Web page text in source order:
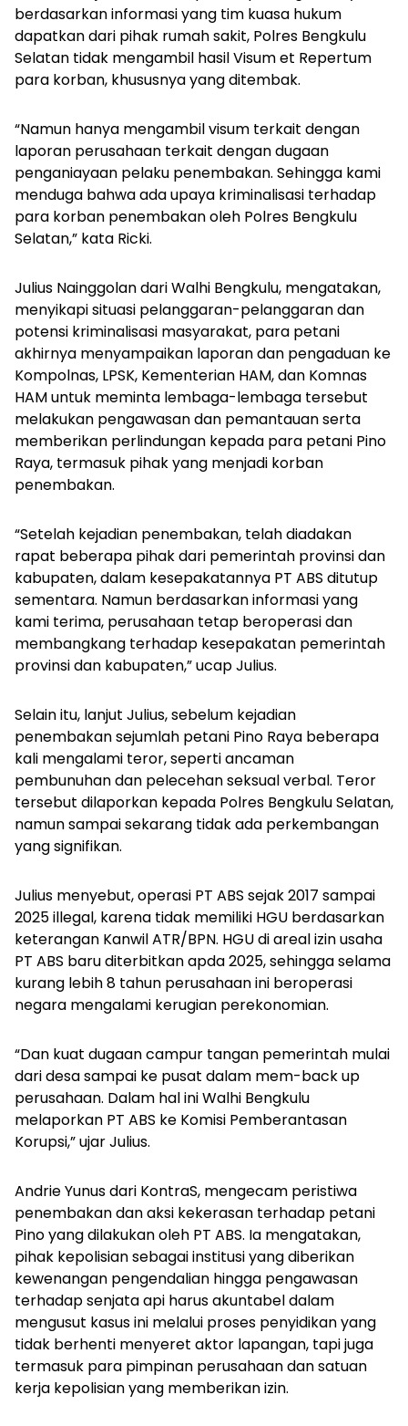
berdasarkan informasi yang tim kuasa hukum
dapatkan dari pihak rumah sakit, Polres Bengkulu
Selatan tidak mengambil hasilVisum et Repertum
para korban, khususnya yang ditembak.
“Namun hanya mengambilvisum terkait dengan
laporan perusahaan terkait dengan dugaan
penganiayaan pelaku penembakan. Sehingga kami
menduga bahwa ada upaya kriminalisasi terhadap
para korban penembakan oleh Polres Bengkulu
Selatan,” kata Ricki.
Julius Nainggolan dari Walhi Bengkulu, mengatakan,
menyikapi situasi pelanggaran-pelanggaran dan
potensi kriminalisasi masyarakat, para petani
akhirnya menyampaikan laporan dan pengaduan ke
Kompolnas, LPSK, Kementerian HAM, dan Komnas
HAM untuk meminta lembaga-lembaga tersebut
melakukan pengawasan dan pemantauan serta
memberikan perlindungan kepada para petani Pino
Raya, termasuk pihak yang menjadi korban
penembakan.
“Setelah kejadian penembakan, telah diadakan
rapat beberapa pihak dari pemerintah provinsi dan
kabupaten, dalam kesepakatannya PT ABS ditutup
sementara. Namun berdasarkan informasi yang
kami terima, perusahaan tetap beroperasi dan
membangkang terhadap kesepakatan pemerintah
provinsi dan kabupaten,” ucap Julius.
Selain itu, lanjut Julius, sebelum kejadian
penembakan sejumlah petani Pino Raya beberapa
kali mengalami teror, seperti ancaman
pembunuhan dan pelecehan seksual verbal. Teror
tersebut dilaporkan kepada Polres Bengkulu Selatan,
namun sampai sekarang tidak ada perkembangan
yang signifikan.
Julius menyebut, operasi PT ABS sejak 2017 sampai
2025 illegal, karena tidak memiliki HGU berdasarkan
keterangan Kanwil ATR/BPN. HGU di areal izin usaha
PT ABS baru diterbitkan apda 2025, sehingga selama
kurang lebih 8 tahun perusahaan ini beroperasi
negara mengalami kerugian perekonomian.
“Dan kuat dugaan campur tangan pemerintah mulai
dari desa sampai ke pusat dalam mem-back up
perusahaan. Dalam hal ini Walhi Bengkulu
melaporkan PT ABS ke Komisi Pemberantasan
Korupsi,” ujar Julius.
Andrie Yunus dari KontraS, mengecam peristiwa
penembakan dan aksi kekerasan terhadap petani
Pino yang dilakukan oleh PT ABS. Ia mengatakan,
pihak kepolisian sebagai institusi yang diberikan
kewenangan pengendalian hingga pengawasan
terhadap senjata api harus akuntabel dalam
mengusut kasus ini melalui proses penyidikan yang
tidak berhenti menyeret aktor lapangan, tapi juga
termasuk para pimpinan perusahaan dan satuan
kerja kepolisian yang memberikan izin.